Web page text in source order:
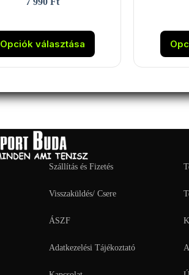
Opciók választása
Ennek
a
A
termékoldalon
választhatók
ki
Szállítás és Fizetés
Visszaküldés/ Csere
ÁSZF
Adatkezelési Tájékoztató